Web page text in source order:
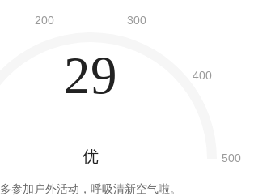
29
优
多参加户外活动，呼吸清新空气啦。